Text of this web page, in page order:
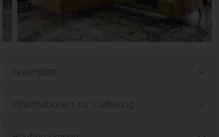
Typenplan
Informationen zur Lieferung